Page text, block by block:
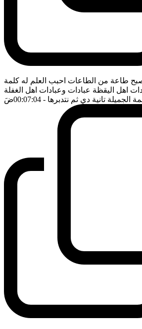
طاعة من الطاعات احبب العلم له كلمة
اهل اليقظة عبادات وعبادات اهل الغفلة
الجميلة تانية دي ثم نتدبرها - 00:07:04 ضَ